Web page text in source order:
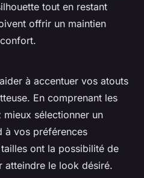
tout en restant
offrir un maintien
à accentuer vos atouts
En comprenant les
sélectionner un
à vos préférences
ont la possibilité de
atteindre le look désiré.